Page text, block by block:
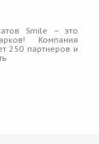
Smile – это
Компания
250 партнеров и